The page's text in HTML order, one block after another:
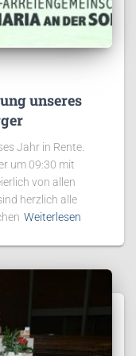
unseres
Jahr in Rente.
um 09:30 mit
von allen
herzlich alle
Weiterlesen